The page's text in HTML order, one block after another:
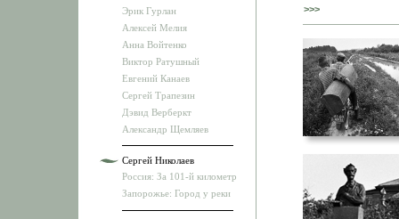
Эрик Гурлан
Алексей Мелия
Анна Войтенко
Виктор Ратушный
Евгений Канаев
Сергей Трапезин
Дэвид Верберкт
Александр Щемляев
Сергей Николаев
Россия: За 101-й километр
Запорожье: Город у реки
>>>